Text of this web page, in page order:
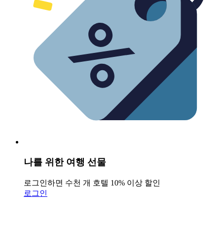
나를 위한 여행 선물
로그인하면 수천 개 호텔 10% 이상 할인
로그인